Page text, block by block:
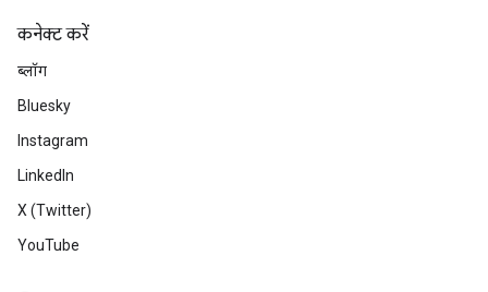
कनेक्ट करें
ब्लॉग
Bluesky
Instagram
LinkedIn
X (Twitter)
YouTube